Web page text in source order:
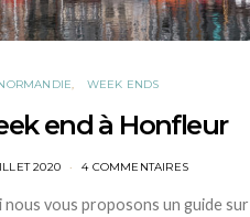
WEEK ENDS
end à Honfleur
2020 4 COMMENTAIRES
nous vous proposons un guide